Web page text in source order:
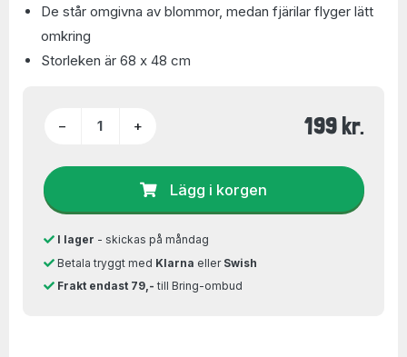
De står omgivna av blommor, medan fjärilar flyger lätt
omkring
Storleken är 68 x 48 cm
− + 199 kr.
Lägg i korgen
I lager - skickas på måndag
Betala tryggt med Klarna eller Swish
Frakt endast 79,- till Bring-ombud